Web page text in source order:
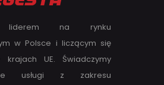
liderem na rynku
w Polsce i liczącym się
UE. Świadczymy
usługi z zakresu